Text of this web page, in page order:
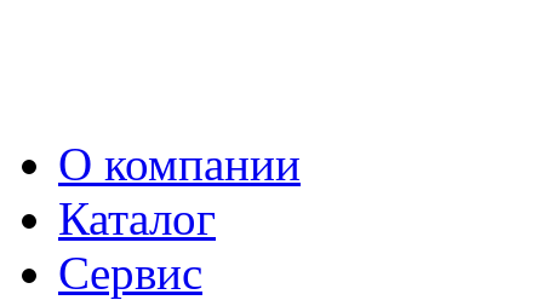
О компании
Каталог
Сервис